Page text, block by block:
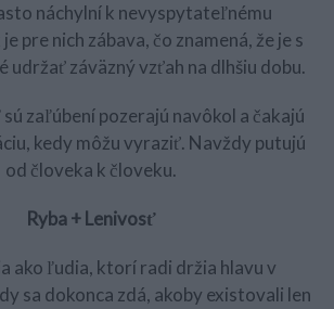
náchylní k nevyspytateľnému
pre nich zábava, čo znamená, že je s
udržať záväzný vzťah na dlhšiu dobu.
zaľúbení pozerajú navôkol a čakajú
kedy môžu vyraziť. Navždy putujú
od človeka k človeku.
Ryba + Lenivosť
ako ľudia, ktorí radi držia hlavu v
sa dokonca zdá, akoby existovali len